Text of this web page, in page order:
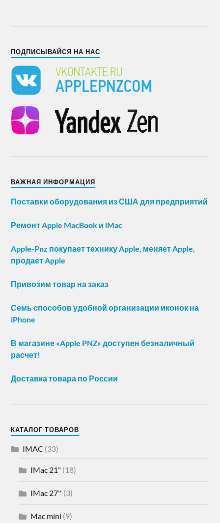
ПОДПИСЫВАЙСЯ НА НАС
ВАЖНАЯ ИНФОРМАЦИЯ
Поставки оборудования из США для предприятий
Ремонт Apple MacBook и iMac
Apple-Pnz покупает технику Apple, меняет Apple,
продает Apple
Привозим товар на заказ
Семь способов удобной организации иконок на
iPhone
В магазине «Apple PNZ» доступен безналичный
расчет!
Доставка товара по России
КАТАЛОГ ТОВАРОВ
IMAC (33)
IMac 21" (18)
IMac 27'' (3)
Mac mini (9)